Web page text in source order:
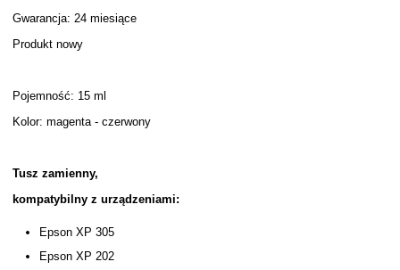
Gwarancja: 24 miesiące
Produkt nowy
Pojemność: 15 ml
Kolor: magenta - czerwony
Tusz zamienny,
kompatybilny z urządzeniami:
Epson XP 305
Epson XP 202